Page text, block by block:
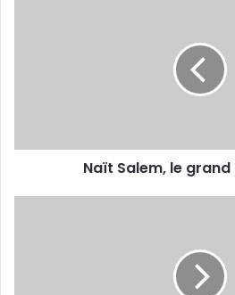
Naït Salem, le